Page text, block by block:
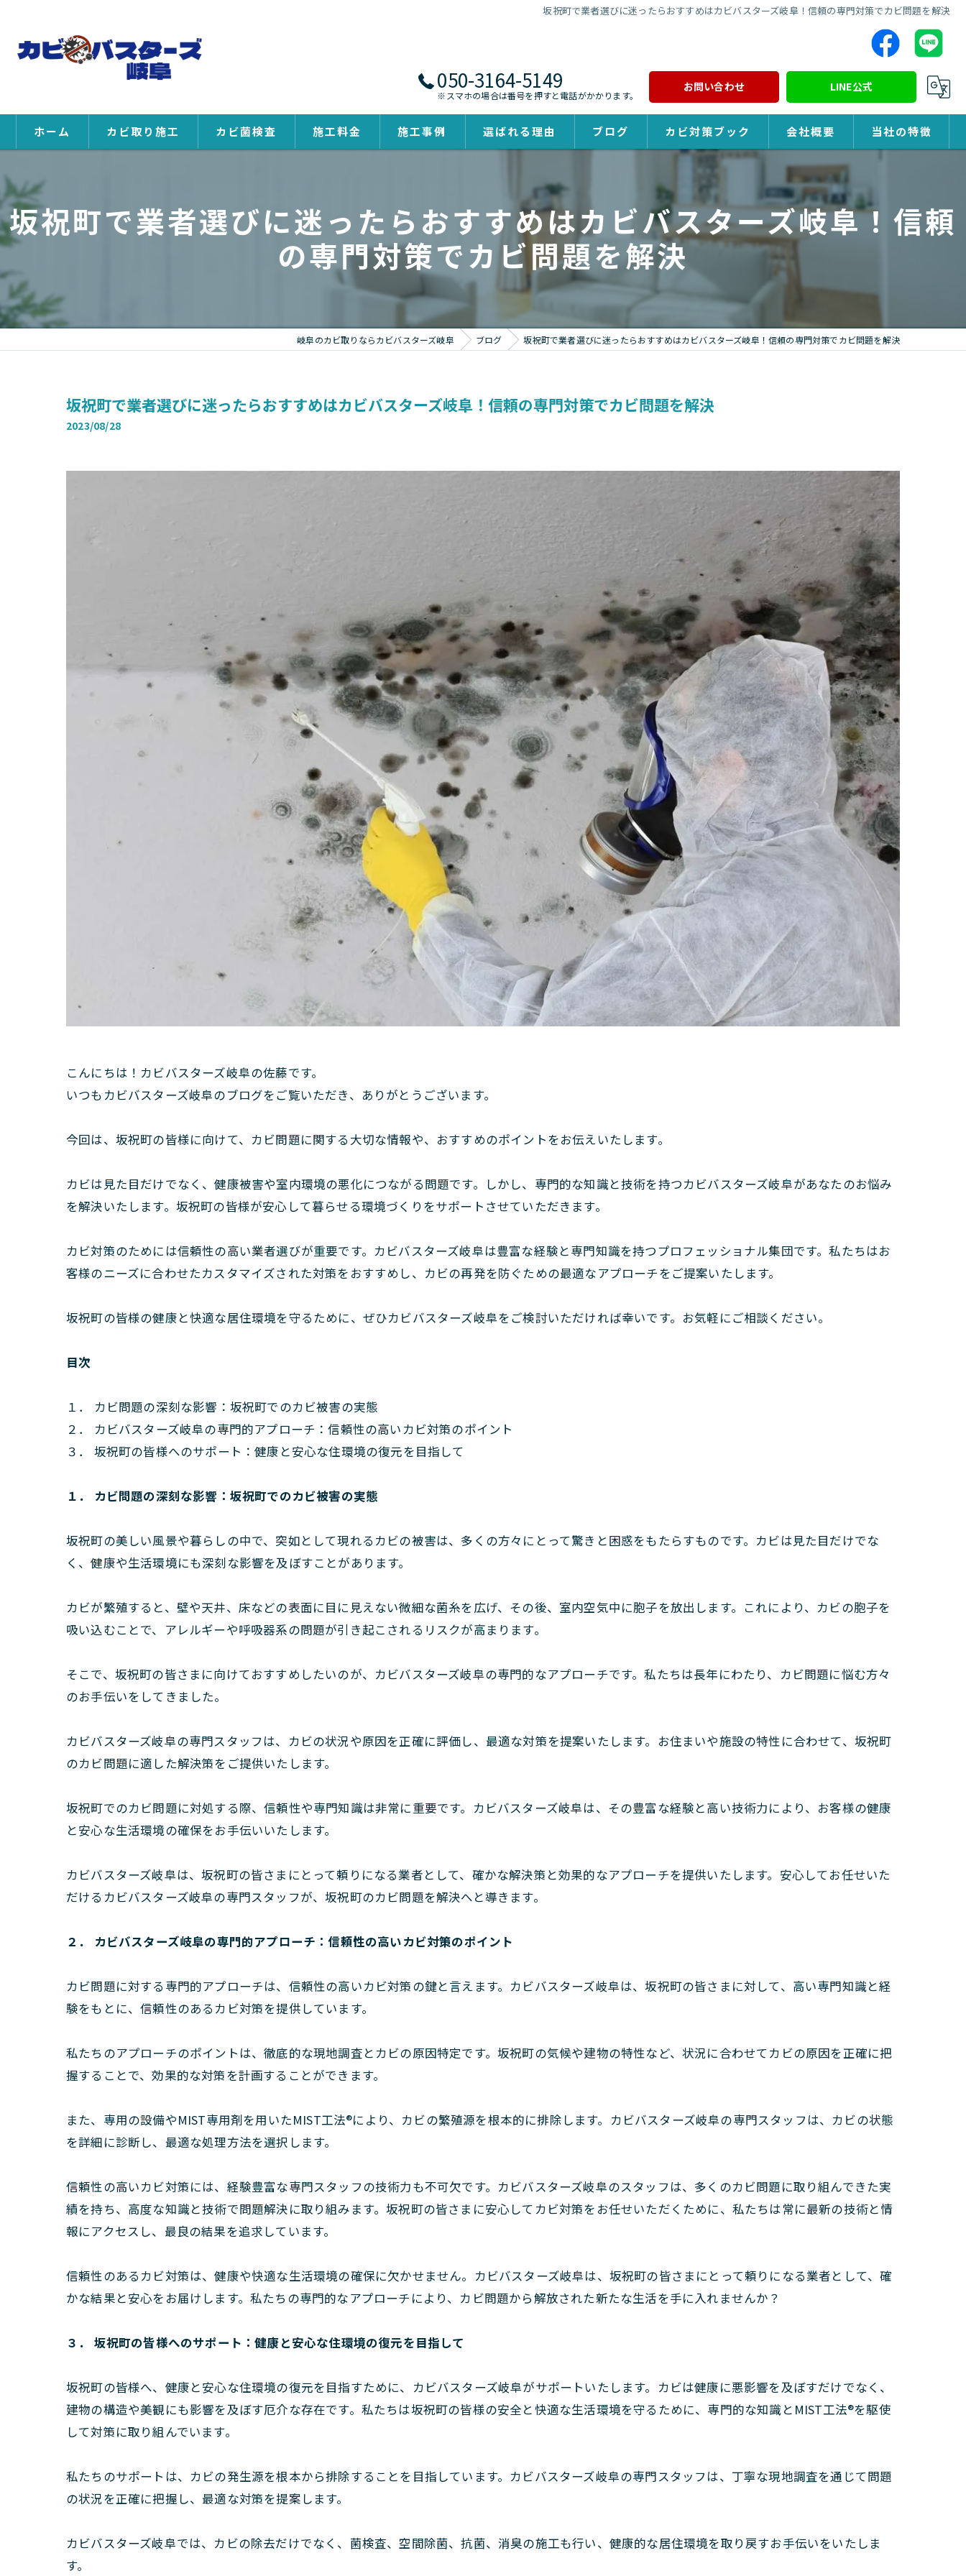
坂祝町で業者選びに迷ったらおすすめはカビバスターズ岐阜！信頼の専門対策でカビ問題を解決
050-3164-5149
※スマホの場合は番号を押すと電話がかかります。
お問い合わせ LINE公式
ホーム カビ取り施工 カビ菌検査 施工料金 施工事例 選ばれる理由 ブログ カビ対策ブック 会社概要 当社の特徴
除カビ
坂祝町で業者選びに迷ったらおすすめはカビバスターズ岐阜！信頼
の専門対策でカビ問題を解決
岐阜のカビ取りならカビバスターズ岐阜 ブログ 坂祝町で業者選びに迷ったらおすすめはカビバスターズ岐阜！信頼の専門対策でカビ問題を解決
坂祝町で業者選びに迷ったらおすすめはカビバスターズ岐阜！信頼の専門対策でカビ問題を解決
2023/08/28
こんにちは！カビバスターズ岐阜の佐藤です。
いつもカビバスターズ岐阜のブログをご覧いただき、ありがとうございます。
今回は、坂祝町の皆様に向けて、カビ問題に関する大切な情報や、おすすめのポイントをお伝えいたします。
カビは見た目だけでなく、健康被害や室内環境の悪化につながる問題です。しかし、専門的な知識と技術を持つカビバスターズ岐阜があなたのお悩み
を解決いたします。坂祝町の皆様が安心して暮らせる環境づくりをサポートさせていただきます。
カビ対策のためには信頼性の高い業者選びが重要です。カビバスターズ岐阜は豊富な経験と専門知識を持つプロフェッショナル集団です。私たちはお
客様のニーズに合わせたカスタマイズされた対策をおすすめし、カビの再発を防ぐための最適なアプローチをご提案いたします。
坂祝町の皆様の健康と快適な居住環境を守るために、ぜひカビバスターズ岐阜をご検討いただければ幸いです。お気軽にご相談ください。
目次
１． カビ問題の深刻な影響：坂祝町でのカビ被害の実態
２． カビバスターズ岐阜の専門的アプローチ：信頼性の高いカビ対策のポイント
３． 坂祝町の皆様へのサポート：健康と安心な住環境の復元を目指して
１． カビ問題の深刻な影響：坂祝町でのカビ被害の実態
坂祝町の美しい風景や暮らしの中で、突如として現れるカビの被害は、多くの方々にとって驚きと困惑をもたらすものです。カビは見た目だけでな
く、健康や生活環境にも深刻な影響を及ぼすことがあります。
カビが繁殖すると、壁や天井、床などの表面に目に見えない微細な菌糸を広げ、その後、室内空気中に胞子を放出します。これにより、カビの胞子を
吸い込むことで、アレルギーや呼吸器系の問題が引き起こされるリスクが高まります。
そこで、坂祝町の皆さまに向けておすすめしたいのが、カビバスターズ岐阜の専門的なアプローチです。私たちは長年にわたり、カビ問題に悩む方々
のお手伝いをしてきました。
カビバスターズ岐阜の専門スタッフは、カビの状況や原因を正確に評価し、最適な対策を提案いたします。お住まいや施設の特性に合わせて、坂祝町
のカビ問題に適した解決策をご提供いたします。
坂祝町でのカビ問題に対処する際、信頼性や専門知識は非常に重要です。カビバスターズ岐阜は、その豊富な経験と高い技術力により、お客様の健康
と安心な生活環境の確保をお手伝いいたします。
カビバスターズ岐阜は、坂祝町の皆さまにとって頼りになる業者として、確かな解決策と効果的なアプローチを提供いたします。安心してお任せいた
だけるカビバスターズ岐阜の専門スタッフが、坂祝町のカビ問題を解決へと導きます。
２． カビバスターズ岐阜の専門的アプローチ：信頼性の高いカビ対策のポイント
カビ問題に対する専門的アプローチは、信頼性の高いカビ対策の鍵と言えます。カビバスターズ岐阜は、坂祝町の皆さまに対して、高い専門知識と経
験をもとに、信頼性のあるカビ対策を提供しています。
私たちのアプローチのポイントは、徹底的な現地調査とカビの原因特定です。坂祝町の気候や建物の特性など、状況に合わせてカビの原因を正確に把
握することで、効果的な対策を計画することができます。
また、専用の設備やMIST専用剤を用いたMIST工法®により、カビの繁殖源を根本的に排除します。カビバスターズ岐阜の専門スタッフは、カビの状態
を詳細に診断し、最適な処理方法を選択します。
信頼性の高いカビ対策には、経験豊富な専門スタッフの技術力も不可欠です。カビバスターズ岐阜のスタッフは、多くのカビ問題に取り組んできた実
績を持ち、高度な知識と技術で問題解決に取り組みます。坂祝町の皆さまに安心してカビ対策をお任せいただくために、私たちは常に最新の技術と情
報にアクセスし、最良の結果を追求しています。
信頼性のあるカビ対策は、健康や快適な生活環境の確保に欠かせません。カビバスターズ岐阜は、坂祝町の皆さまにとって頼りになる業者として、確
かな結果と安心をお届けします。私たちの専門的なアプローチにより、カビ問題から解放された新たな生活を手に入れませんか？
３． 坂祝町の皆様へのサポート：健康と安心な住環境の復元を目指して
坂祝町の皆様へ、健康と安心な住環境の復元を目指すために、カビバスターズ岐阜がサポートいたします。カビは健康に悪影響を及ぼすだけでなく、
建物の構造や美観にも影響を及ぼす厄介な存在です。私たちは坂祝町の皆様の安全と快適な生活環境を守るために、専門的な知識とMIST工法®を駆使
して対策に取り組んでいます。
私たちのサポートは、カビの発生源を根本から排除することを目指しています。カビバスターズ岐阜の専門スタッフは、丁寧な現地調査を通じて問題
の状況を正確に把握し、最適な対策を提案します。
カビバスターズ岐阜では、カビの除去だけでなく、菌検査、空間除菌、抗菌、消臭の施工も行い、健康的な居住環境を取り戻すお手伝いをいたしま
す。